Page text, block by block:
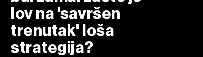
lov na 'savršen
trenutak' loša
strategija?